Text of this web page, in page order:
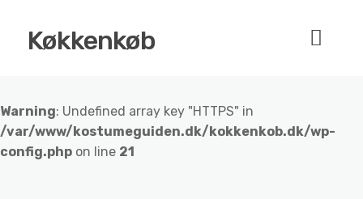
Warning: Undefined array key "HTTPS" in
/var/www/kostumeguiden.dk/kokkenkob.dk/wp-
config.php on line 21
Køkkenkøb